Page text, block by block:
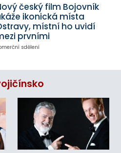
český film Bojovník
ikonická místa
místní ho uvidí
prvními
sdělení